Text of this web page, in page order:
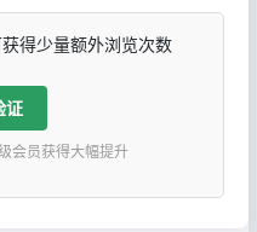
得少量额外浏览次数
证
会员获得大幅提升